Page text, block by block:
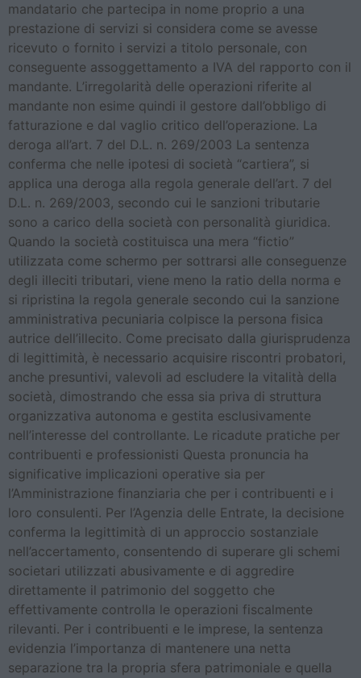
mandatario che partecipa in nome proprio a una
prestazione di servizi si considera come se avesse
ricevuto o fornito i servizi a titolo personale, con
conseguente assoggettamento a IVA del rapporto con il
mandante. L’irregolarità delle operazioni riferite al
mandante non esime quindi il gestore dall’obbligo di
fatturazione e dal vaglio critico dell’operazione. La
deroga all’art. 7 del D.L. n. 269/2003 La sentenza
conferma che nelle ipotesi di società “cartiera”, si
applica una deroga alla regola generale dell’art. 7 del
D.L. n. 269/2003, secondo cui le sanzioni tributarie
sono a carico della società con personalità giuridica.
Quando la società costituisca una mera “fictio”
utilizzata come schermo per sottrarsi alle conseguenze
degli illeciti tributari, viene meno la ratio della norma e
si ripristina la regola generale secondo cui la sanzione
amministrativa pecuniaria colpisce la persona fisica
autrice dell’illecito. Come precisato dalla giurisprudenza
di legittimità, è necessario acquisire riscontri probatori,
anche presuntivi, valevoli ad escludere la vitalità della
società, dimostrando che essa sia priva di struttura
organizzativa autonoma e gestita esclusivamente
nell’interesse del controllante. Le ricadute pratiche per
contribuenti e professionisti Questa pronuncia ha
significative implicazioni operative sia per
l’Amministrazione finanziaria che per i contribuenti e i
loro consulenti. Per l’Agenzia delle Entrate, la decisione
conferma la legittimità di un approccio sostanziale
nell’accertamento, consentendo di superare gli schemi
societari utilizzati abusivamente e di aggredire
direttamente il patrimonio del soggetto che
effettivamente controlla le operazioni fiscalmente
rilevanti. Per i contribuenti e le imprese, la sentenza
evidenzia l’importanza di mantenere una netta
separazione tra la propria sfera patrimoniale e quella